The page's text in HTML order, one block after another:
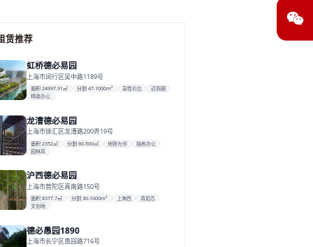
赁推荐
虹桥德必易园
上海市闵行区吴中路1189号
面积 24997.91㎡ 分割 47-1000m² 高性价比
近商圈
精装办公
龙漕德必易园
上海市徐汇区龙漕路200弄19号
面积 2352㎡ 分割 60-500㎡ 地铁为邻
独栋办公
园林风
沪西德必易园
上海市普陀区真南路150号
面积 8377.7㎡ 分割 30-1000m² 上海西
真如芯
文创地
德必愚园1890
上海市长宁区愚园路716号